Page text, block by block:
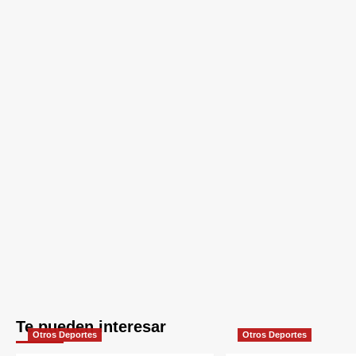
Te pueden interesar
Otros Deportes Otros Deportes